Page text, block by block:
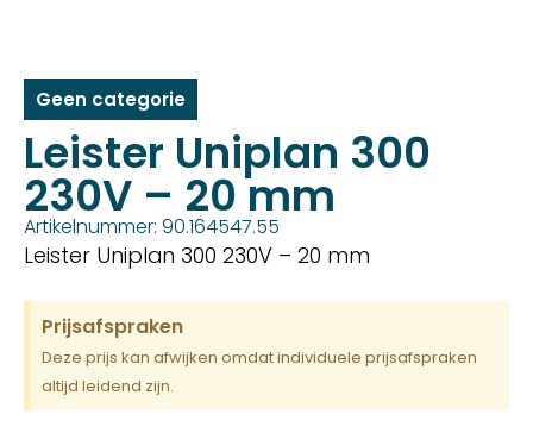
Geen categorie
Leister Uniplan 300
230V – 20 mm
Artikelnummer: 90.164547.55
Leister Uniplan 300 230V – 20 mm
Prijsafspraken
Deze prijs kan afwijken omdat individuele prijsafspraken
altijd leidend zijn.